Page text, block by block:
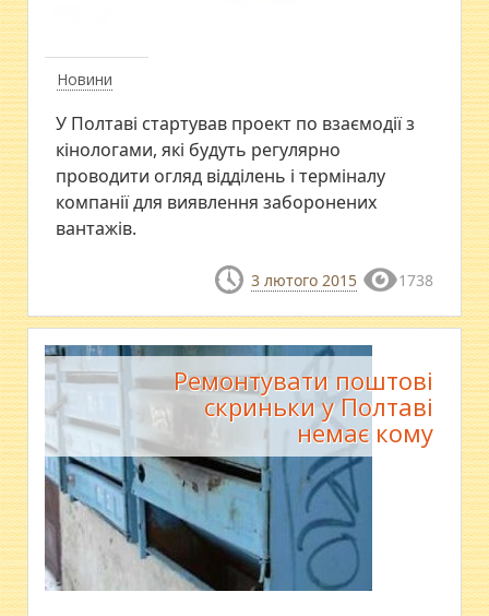
Новини
У Полтаві стартував проект по взаємодії з
кінологами, які будуть регулярно
проводити огляд відділень і терміналу
компанії для виявлення заборонених
вантажів.
3 лютого 2015 1738
Ремонтувати поштові
скриньки у Полтаві
немає кому